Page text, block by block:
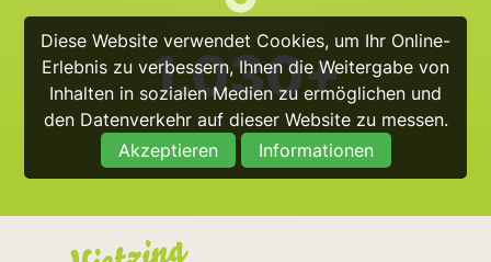
Diese Website verwendet Cookies, um Ihr Online-
Erlebnis zu verbessern, Ihnen die Weitergabe von
Inhalten in sozialen Medien zu ermöglichen und
den Datenverkehr auf dieser Website zu messen.
Akzeptieren
Informationen
1.030+
@hietzing_official